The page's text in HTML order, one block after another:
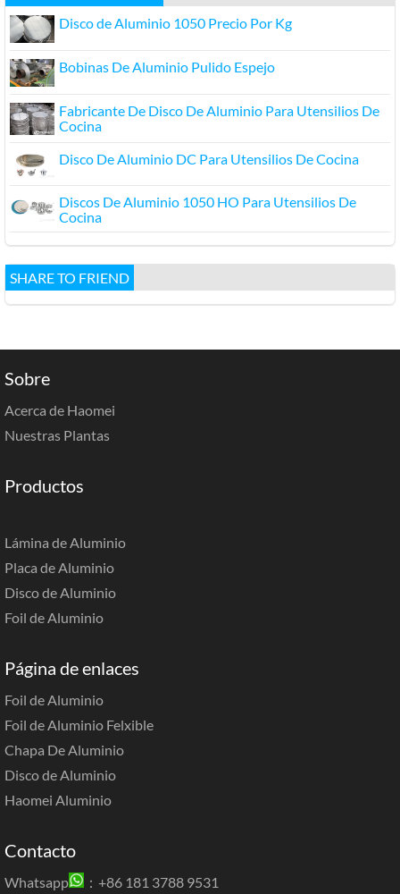
Disco de Aluminio 1050 Precio Por Kg
Bobinas De Aluminio Pulido Espejo
Fabricante De Disco De Aluminio Para Utensilios De
Cocina
Disco De Aluminio DC Para Utensilios De Cocina
Discos De Aluminio 1050 HO Para Utensilios De
Cocina
SHARE TO FRIEND
Sobre
Acerca de Haomei
Nuestras Plantas
Productos
Lámina de Aluminio
Placa de Aluminio
Disco de Aluminio
Foil de Aluminio
Página de enlaces
Foil de Aluminio
Foil de Aluminio Felxible
Chapa De Aluminio
Disco de Aluminio
Haomei Aluminio
Contacto
Whatsapp ：+86 181 3788 9531